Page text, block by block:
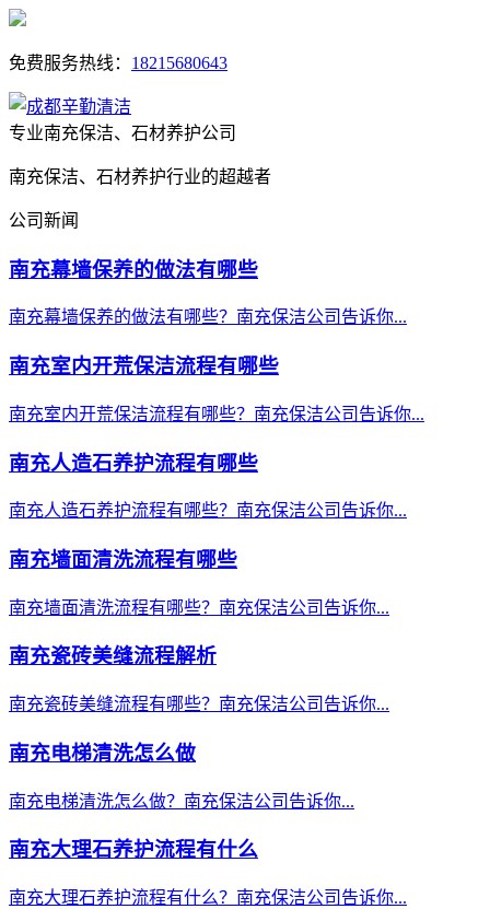
免费服务热线： 18215680643
专业南充保洁、石材养护公司
南充保洁、石材养护行业的超越者
公司新闻
南充幕墙保养的做法有哪些
南充幕墙保养的做法有哪些？南充保洁公司告诉你...
南充室内开荒保洁流程有哪些
南充室内开荒保洁流程有哪些？南充保洁公司告诉你...
南充人造石养护流程有哪些
南充人造石养护流程有哪些？南充保洁公司告诉你...
南充墙面清洗流程有哪些
南充墙面清洗流程有哪些？南充保洁公司告诉你...
南充瓷砖美缝流程解析
南充瓷砖美缝流程有哪些？南充保洁公司告诉你...
南充电梯清洗怎么做
南充电梯清洗怎么做？南充保洁公司告诉你...
南充大理石养护流程有什么
南充大理石养护流程有什么？南充保洁公司告诉你...